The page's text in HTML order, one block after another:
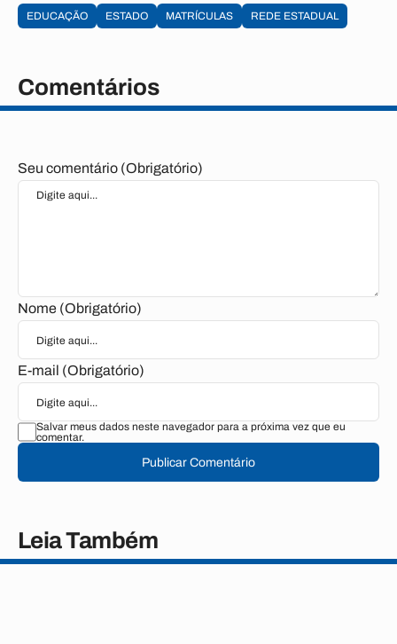
EDUCAÇÃO ESTADO MATRÍCULAS REDE ESTADUAL
Comentários
Seu comentário (Obrigatório)
Nome (Obrigatório)
E-mail (Obrigatório)
Salvar meus dados neste navegador para a próxima vez que eu
comentar.
Publicar Comentário
Leia Também